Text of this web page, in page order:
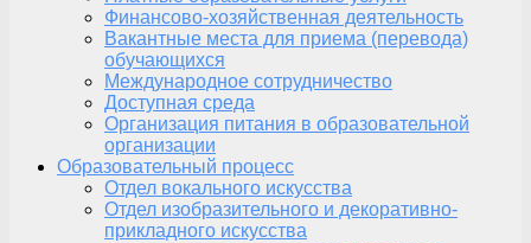
Финансово-хозяйственная деятельность
Вакантные места для приема (перевода)
обучающихся
Международное сотрудничество
Доступная среда
Организация питания в образовательной
организации
Образовательный процесс
Отдел вокального искусства
Отдел изобразительного и декоративно-
прикладного искусства